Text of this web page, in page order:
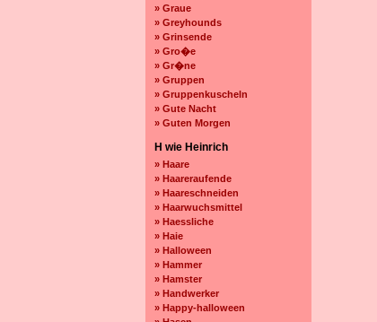
» Graue
» Greyhounds
» Grinsende
» Gro�e
» Gr�ne
» Gruppen
» Gruppenkuscheln
» Gute Nacht
» Guten Morgen
H wie Heinrich
» Haare
» Haareraufende
» Haareschneiden
» Haarwuchsmittel
» Haessliche
» Haie
» Halloween
» Hammer
» Hamster
» Handwerker
» Happy-halloween